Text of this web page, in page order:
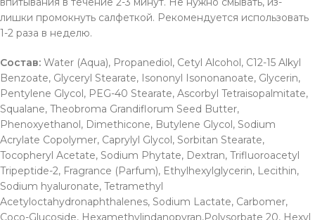
лишки промокнуть салфеткой. Рекомендуется использовать
1-2 раза в неделю.
Состав: Water (Aqua), Propanediol, Cetyl Alcohol, C12-15 Alkyl
Benzoate, Glyceryl Stearate, Isononyl Isononanoate, Glycerin,
Pentylene Glycol, PEG-40 Stearate, Ascorbyl Tetraisopalmitate,
Squalane, Theobroma Grandiflorum Seed Butter,
Phenoxyethanol, Dimethicone, Butylene Glycol, Sodium
Acrylate Copolymer, Caprylyl Glycol, Sorbitan Stearate,
Tocopheryl Acetate, Sodium Phytate, Dextran, Trifluoroacetyl
Tripeptide-2, Fragrance (Parfum), Ethylhexylglycerin, Lecithin,
Sodium hyaluronate, Tetramethyl
Acetyloctahydronaphthalenes, Sodium Lactate, Carbomer,
Coco-Glucoside, Hexamethylindanopyran,Polysorbate 20, Hexyl